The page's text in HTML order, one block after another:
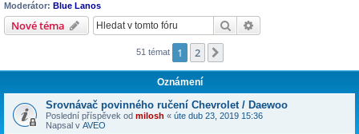
Moderátor: Blue Lanos
Nové téma Hledat
51 témat 1 2
Oznámení
Srovnávač povinného ručení Chevrolet / Daewoo
Poslední příspěvek od milosh « úte dub 23, 2019 15:36
Napsal v AVEO